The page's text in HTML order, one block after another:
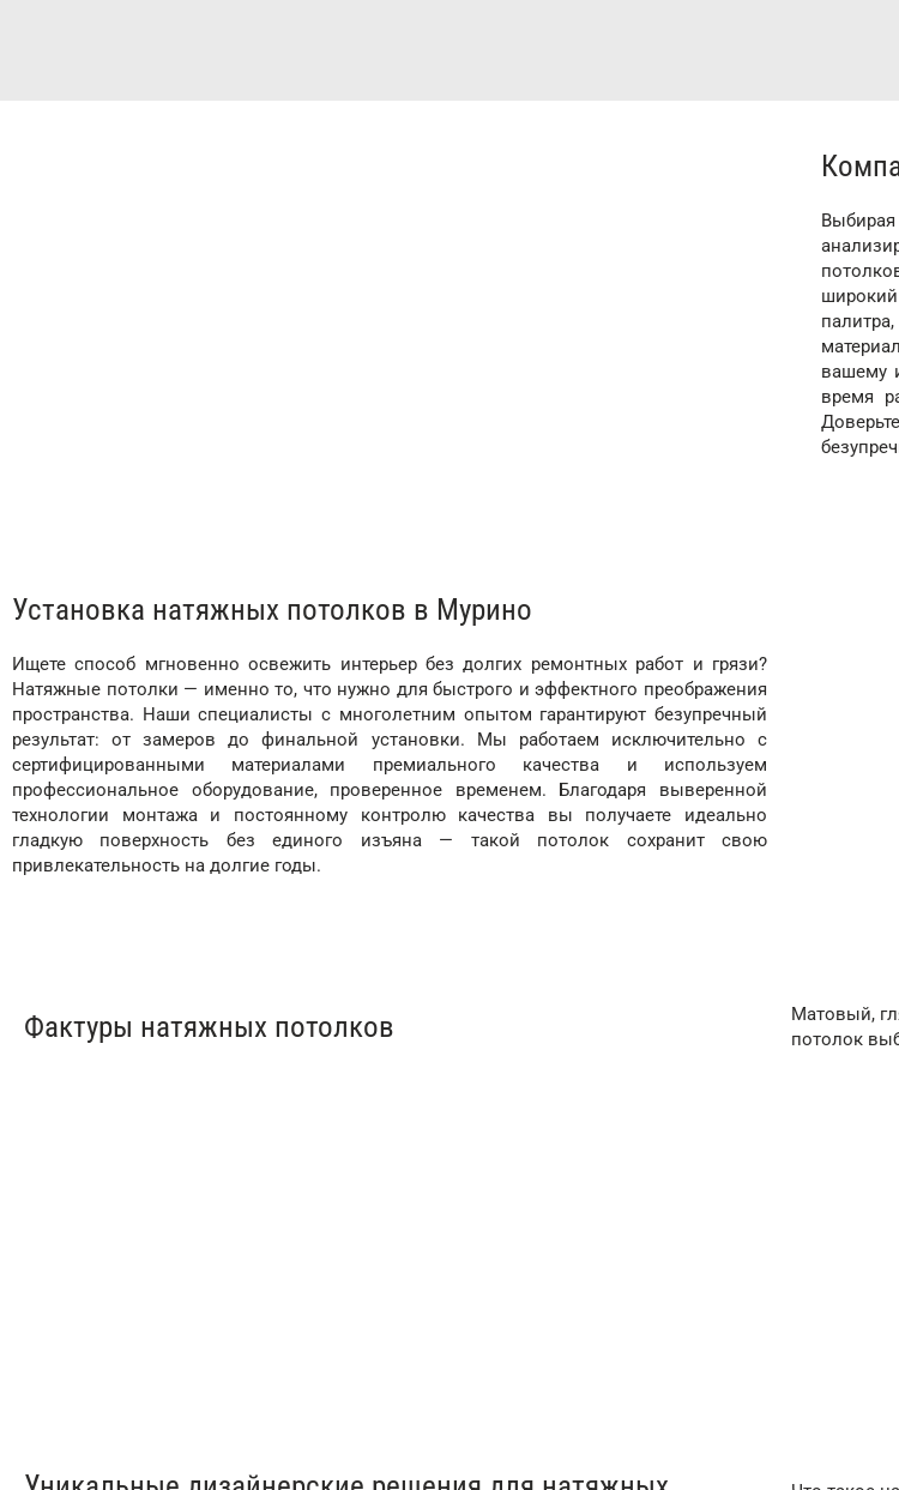
Установка натяжных потолков в Мурино
Ищете способ мгновенно освежить интерьер без долгих ремонтных работ и грязи?
Натяжные потолки — именно то, что нужно для быстрого и эффектного преображения
пространства. Наши специалисты с многолетним опытом гарантируют безупречный
результат: от замеров до финальной установки. Мы работаем исключительно с
сертифицированными материалами премиального качества и используем
профессиональное оборудование, проверенное временем. Благодаря выверенной
технологии монтажа и постоянному контролю качества вы получаете идеально
гладкую поверхность без единого изъяна — такой потолок сохранит свою
привлекательность на долгие годы.
вашему
время
Фактуры натяжных потолков
Матовый,
потолок